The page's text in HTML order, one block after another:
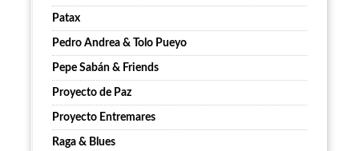
Patax
Pedro Andrea & Tolo Pueyo
Pepe Sabán & Friends
Proyecto de Paz
Proyecto Entremares
Raga & Blues